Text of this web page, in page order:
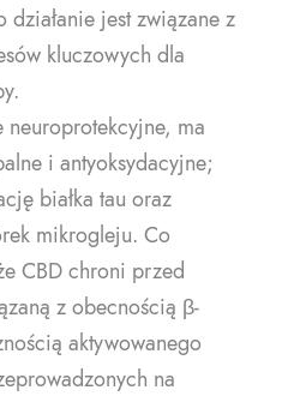
jest związane z
kluczowych dla
neuroprotekcyjne, ma
i antyoksydacyjne;
białka tau oraz
mikrogleju. Co
CBD chroni przed
z obecnością β-
aktywowanego
na